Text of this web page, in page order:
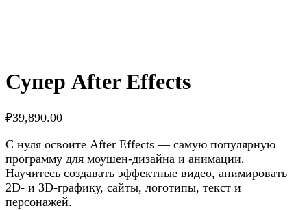
Супер After Effects
₽39,890.00
С нуля освоите After Effects — самую популярную
программу для моушен-дизайна и анимации.
Научитесь создавать эффектные видео, анимировать
2D- и 3D-графику, сайты, логотипы, текст и
персонажей.